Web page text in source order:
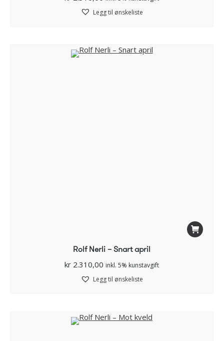
Legg til ønskeliste
Rolf Nerli – Snart april
kr 2.310,00 inkl. 5% kunstavgift
Legg til ønskeliste